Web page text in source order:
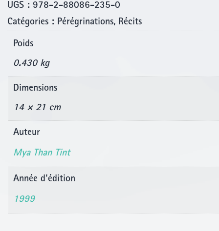
UGS : 978-2-88086-235-0
Catégories : Pérégrinations, Récits
Poids
0.430 kg
Dimensions
14 × 21 cm
Auteur
Mya Than Tint
Année d'édition
1999